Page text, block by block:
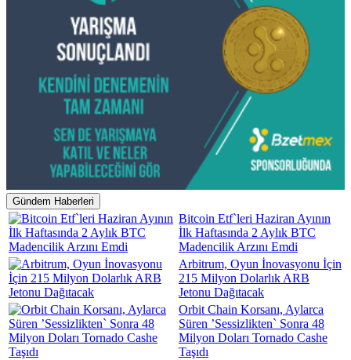
Gündem Haberleri
Bitcoin Etf`leri Haziran Ayının
İlk Haftasında 2 Aylık BTC
Madencilik Arzını Emdi
Arbitrum, Oyun İnovasyonu İçin
215 Milyon Dolarlık ARB
Jetonu Dağıtacak
Orbit Chain Korsanı, Aylarca
Süren ’Sessizlikten` Sonra 48
Milyon Doları Tornado Cashe
Taşıdı